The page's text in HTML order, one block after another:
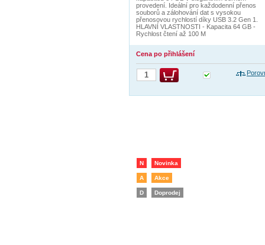
provedení. Ideální pro každodenní přenos
souborů a zálohování dat s vysokou
přenosovou rychlostí díky USB 3.2 Gen 1.
HLAVNÍ VLASTNOSTI - Kapacita 64 GB -
Rychlost čtení až 100 M
Cena po přihlášení
N Novinka
A Akce
D Doprodej